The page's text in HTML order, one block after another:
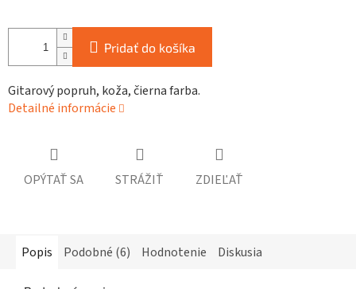
Pridať do košíka
Gitarový popruh, koža, čierna farba.
Detailné informácie
OPÝTAŤ SA STRÁŽIŤ ZDIEĽAŤ
Popis Podobné (6) Hodnotenie Diskusia